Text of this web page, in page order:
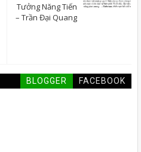
Tưởng Năng Tiến
– Trần Đại Quang
BLOGGER FACEBOOK